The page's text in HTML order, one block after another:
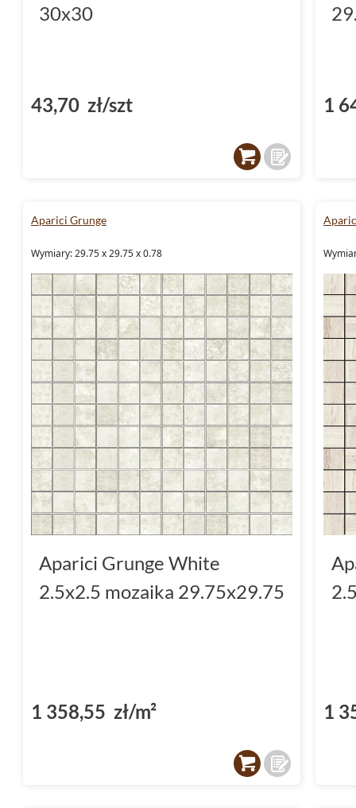
30x30
43,70 zł/szt 1
Aparici Grunge
Wymiary: 29.75 x 29.75 x 0.78
Aparici Grunge White
2.5x2.5 mozaika 29.75x29.75
1 358,55 zł/m² 1